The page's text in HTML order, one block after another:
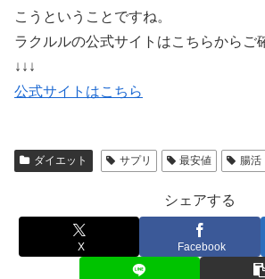
こうということですね。
ラクルルの公式サイトはこちらからご
↓↓↓
公式サイトはこちら
ダイエット サプリ 最安値 腸活
シェアする
X Facebook